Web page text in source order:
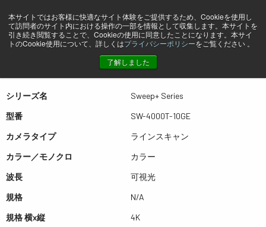
本サイトではお客様に快適なサイト体験をご提供するため、Cookieを使用し
て訪問者のサイト内における操作の一部を情報として収集します。本サイトを
引き続き閲覧することで、Cookieの使用に同意したことになります。本サイ
トのCookie使用について、詳しくはプライバシーポリシーをご覧ください 。
了解しました
プレビュー SW-4000T-10GE
表は左右にスワイプできます
シリーズ名
Sweep+ Series
型番
SW-4000T-10GE
カメラタイプ
ラインスキャン
カラー／モノクロ
カラー
波長
可視光
規格
N/A
規格 横x縦
4K